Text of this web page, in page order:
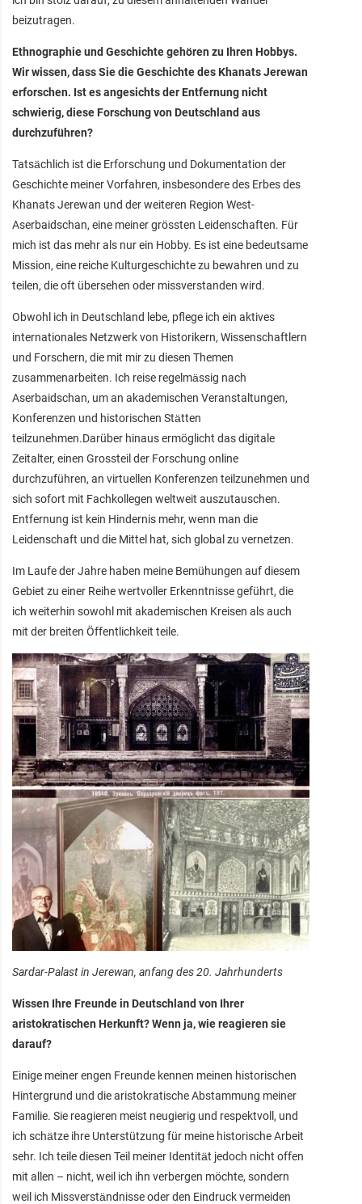
beizutragen.
Ethnographie und Geschichte gehören zu Ihren Hobbys.
Wir wissen, dass Sie die Geschichte des Khanats Jerewan
erforschen. Ist es angesichts der Entfernung nicht
schwierig, diese Forschung von Deutschland aus
durchzuführen?
Tatsächlich ist die Erforschung und Dokumentation der
Geschichte meiner Vorfahren, insbesondere des Erbes des
Khanats Jerewan und der weiteren Region West-
Aserbaidschan, eine meiner grössten Leidenschaften. Für
mich ist das mehr als nur ein Hobby. Es ist eine bedeutsame
Mission, eine reiche Kulturgeschichte zu bewahren und zu
teilen, die oft übersehen oder missverstanden wird.
Obwohl ich in Deutschland lebe, pflege ich ein aktives
internationales Netzwerk von Historikern, Wissenschaftlern
und Forschern, die mit mir zu diesen Themen
zusammenarbeiten. Ich reise regelmässig nach
Aserbaidschan, um an akademischen Veranstaltungen,
Konferenzen und historischen Stätten
teilzunehmen.Darüber hinaus ermöglicht das digitale
Zeitalter, einen Grossteil der Forschung online
durchzuführen, an virtuellen Konferenzen teilzunehmen und
sich sofort mit Fachkollegen weltweit auszutauschen.
Entfernung ist kein Hindernis mehr, wenn man die
Leidenschaft und die Mittel hat, sich global zu vernetzen.
Im Laufe der Jahre haben meine Bemühungen auf diesem
Gebiet zu einer Reihe wertvoller Erkenntnisse geführt, die
ich weiterhin sowohl mit akademischen Kreisen als auch
mit der breiten Öffentlichkeit teile.
Sardar-Palast in Jerewan, anfang des 20. Jahrhunderts
Wissen Ihre Freunde in Deutschland von Ihrer
aristokratischen Herkunft? Wenn ja, wie reagieren sie
darauf?
Einige meiner engen Freunde kennen meinen historischen
Hintergrund und die aristokratische Abstammung meiner
Familie. Sie reagieren meist neugierig und respektvoll, und
ich schätze ihre Unterstützung für meine historische Arbeit
sehr. Ich teile diesen Teil meiner Identität jedoch nicht offen
mit allen – nicht, weil ich ihn verbergen möchte, sondern
weil ich Missverständnisse oder den Eindruck vermeiden